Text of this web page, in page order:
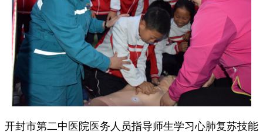
开封市第二中医院医务人员指导师生学习心肺复苏技能